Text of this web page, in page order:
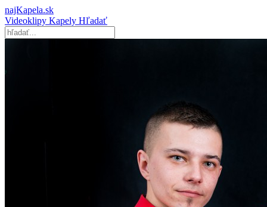
najKapela.sk
Videoklipy Kapely Hľadať